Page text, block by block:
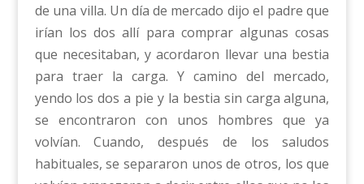
de una villa. Un día de mercado dijo el padre que
irían los dos allí para comprar algunas cosas
que necesitaban, y acordaron llevar una bestia
para traer la carga. Y camino del mercado,
yendo los dos a pie y la bestia sin carga alguna,
se encontraron con unos hombres que ya
volvían. Cuando, después de los saludos
habituales, se separaron unos de otros, los que